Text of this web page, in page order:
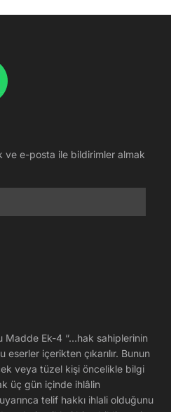
ve e-posta ile bildirimler almak
Madde Ek-4 “…hak sahiplerinin
eserler içerikten çıkarılır. Bunun
veya tüzel kişi öncelikle bilgi
üç gün içinde ihlâlin
telif hakkı ihlali olduğunu